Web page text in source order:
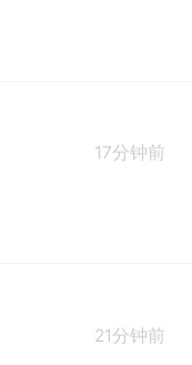
17分钟前
21分钟前